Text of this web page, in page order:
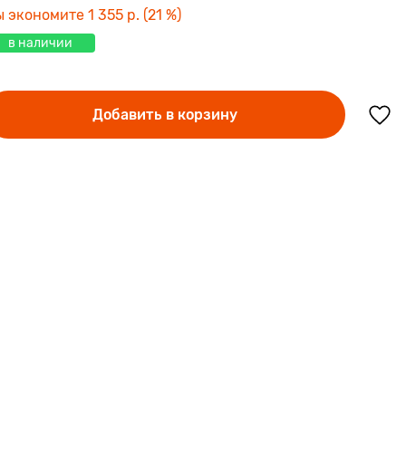
экономите 1 355 р. (21 %)
в наличии
Добавить в корзину